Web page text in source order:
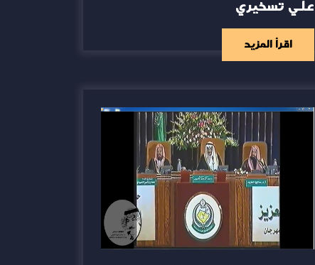
علي تسخيري
اقرأ المزيد